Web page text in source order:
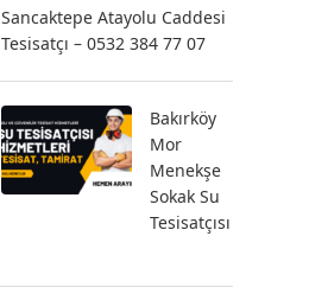
Sancaktepe Atayolu Caddesi
Tesisatçı – 0532 384 77 07
Bakırköy
Mor
Menekşe
Sokak Su
Tesisatçısı